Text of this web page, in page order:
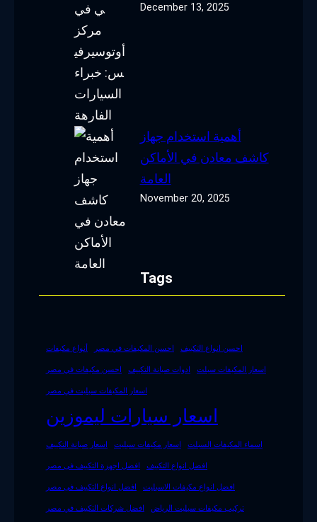
December 13, 2025
أهمية استخدام جهاز
كاشف معادن في الأماكن
العامة
November 20, 2025
Tags
أنواع مكيفات احسن المكيفات في مصر احسن انواع التكييف
احسن مكيفات في مصر ادوات صيانة التكييف اسعار المكيفات سبلت
اسعار المكيفات سبليت في مصر
اسعار سيارات ليموزين
اسعار صيانة التكييف اسعار مكيفات سبليت اسماء المكيفات السبلت
افضل اجهزة التكييف فى مصر افضل انواع التكييف
افضل انواع التكييف فى مصر افضل انواع مكيفات الاسبليت
افضل شركات التكييف في مصر تركيب مكيفات سبليت الرياض